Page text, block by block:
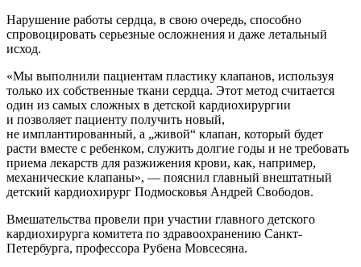
Нарушение работы сердца, в свою очередь, способно
спровоцировать серьезные осложнения и даже летальный
исход.
«Мы выполнили пациентам пластику клапанов, используя
только их собственные ткани сердца. Этот метод считается
один из самых сложных в детской кардиохирургии
и позволяет пациенту получить новый,
не имплантированный, а „живой“ клапан, который будет
расти вместе с ребенком, служить долгие годы и не требовать
приема лекарств для разжижения крови, как, например,
механические клапаны», — пояснил главный внештатный
детский кардиохирург Подмосковья Андрей Свободов.
Вмешательства провели при участии главного детского
кардиохирурга комитета по здравоохранению Санкт-
Петербурга, профессора Рубена Мовсесяна.